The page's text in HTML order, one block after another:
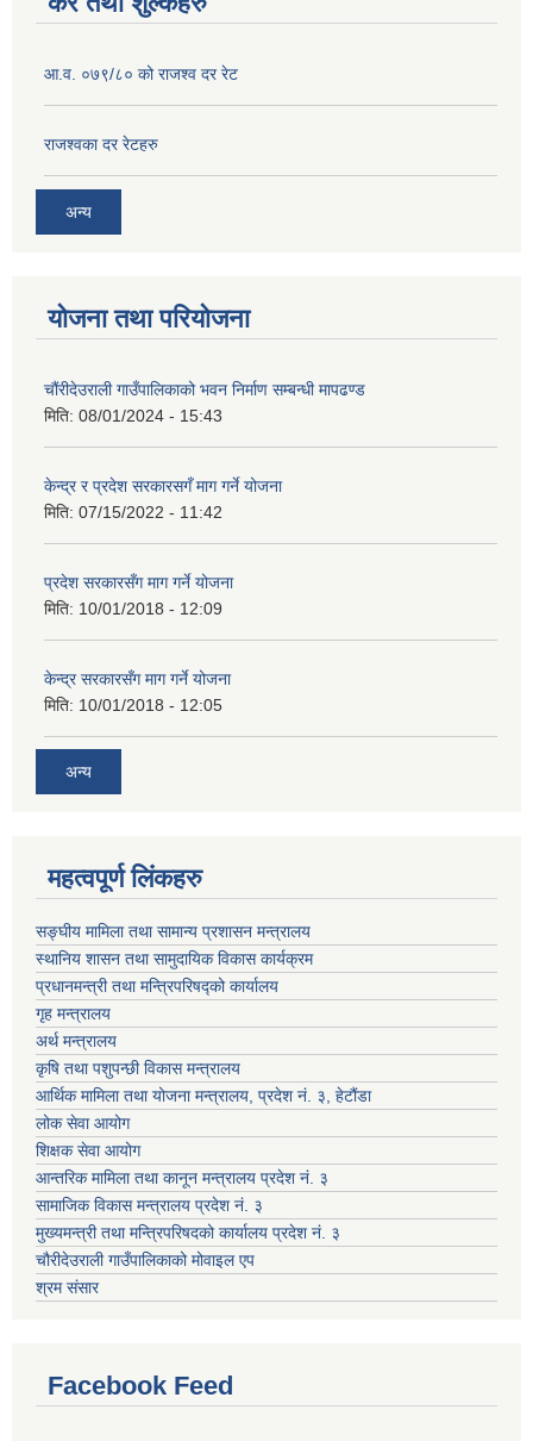
आ.व. ०७९/८० को राजश्व दर रेट
राजश्‍वका दर रेटहरु
अन्य
योजना तथा परियोजना
चौंरीदेउराली गाउँपालिकाको भवन निर्माण सम्बन्धी मापढण्ड
मिति: 08/01/2024 - 15:43
केन्द्र र प्रदेश सरकारसगँ माग गर्ने योजना
मिति: 07/15/2022 - 11:42
प्रदेश सरकारसँग माग गर्ने योजना
मिति: 10/01/2018 - 12:09
केन्द्र सरकारसँग माग गर्ने योजना
मिति: 10/01/2018 - 12:05
अन्य
महत्वपूर्ण लिंकहरु
सङ्घीय मामिला तथा सामान्य प्रशासन मन्‍त्रालय
स्थानिय शासन तथा सामुदायिक विकास कार्यक्रम
प्रधानमन्‍त्री तथा मन्‍त्रिपरिषद्को कार्यालय
गृह मन्‍त्रालय
अर्थ मन्त्रालय
कृषि तथा पशुपन्छी विकास मन्त्रालय
आर्थिक मामिला तथा योजना मन्त्रालय, प्रदेश नं. ३, हेटौंडा
लोक सेवा आयोग
शिक्षक सेवा आयोग
आन्तरिक मामिला तथा कानून मन्त्रालय प्रदेश नं. ३
सामाजिक विकास मन्त्रालय प्रदेश नं. ३
मुख्यमन्त्री तथा मन्त्रिपरिषदको कार्यालय प्रदेश नं. ३
चौरीदेउराली गाउँपालिकाको मोवाइल एप
श्रम संसार
Facebook Feed